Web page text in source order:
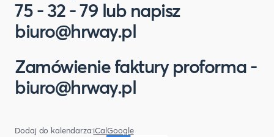
75 - 32 - 79 lub napisz
biuro@hrway.pl
Zamówienie faktury proforma -
biuro@hrway.pl
Dodaj do kalendarza:iCalGoogle